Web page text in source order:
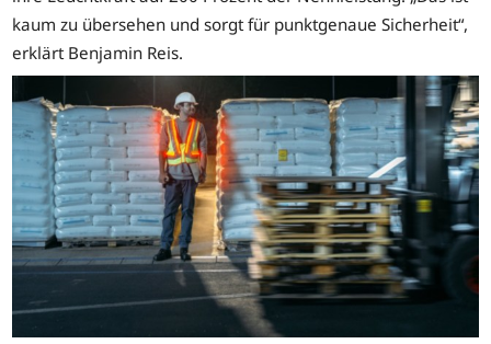
kaum zu übersehen und sorgt für punktgenaue Sicherheit“,
erklärt Benjamin Reis.